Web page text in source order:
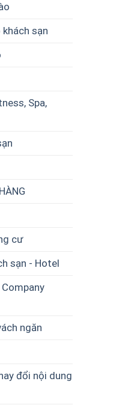
sạn
Spa,
cư
sạn - Hotel
ngăn
đổi nội dung